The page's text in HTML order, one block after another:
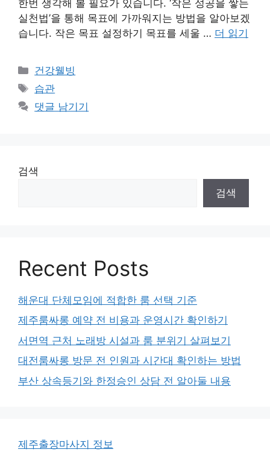
한번 생각해 볼 필요가 있습니다. ‘작은 성공을 쌓는
실천법’을 통해 목표에 가까워지는 방법을 알아보겠
습니다. 작은 목표 설정하기 목표를 세울 … 더 읽기
카
테
고
리
건강웰빙
태
그
습관
댓글 남기기
검색
검색
Recent Posts
해운대 단체모임에 적합한 룸 선택 기준
제주룸싸롱 예약 전 비용과 운영시간 확인하기
서면역 근처 노래방 시설과 룸 분위기 살펴보기
대전룸싸롱 방문 전 인원과 시간대 확인하는 방법
부산 상속등기와 한정승인 상담 전 알아둘 내용
제주출장마사지 정보